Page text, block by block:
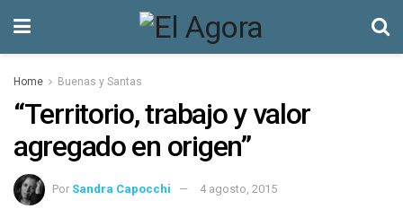
Home Buenas y Santas
“Territorio, trabajo y valor
agregado en origen”
Por Sandra Capocchi 4 agosto, 2015